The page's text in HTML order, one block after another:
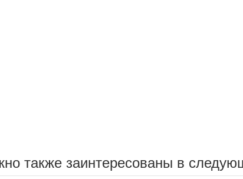
также заинтересованы в